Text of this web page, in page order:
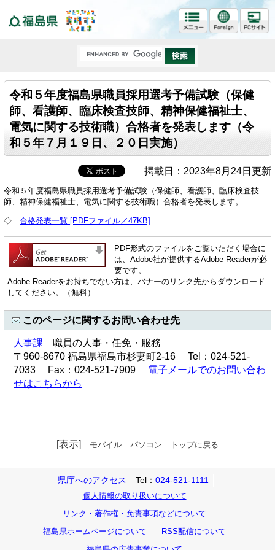
令和５年度福島県職員採用選考予備試験（保健
師、看護師、臨床検査技師、精神保健福祉士、
電気に関する技術職）合格者を発表します（令
和５年７月１９日、２０日実施）
掲載日：2023年8月24日更新
令和５年度福島県職員採用選考予備試験（保健師、看護師、臨床検査技
師、精神保健福祉士、電気に関する技術職）合格者を発表します。
◇ 合格発表一覧 [PDFファイル／47KB]
PDF形式のファイルをご覧いただく場合に
は、Adobe社が提供するAdobe Readerが必
要です。
Adobe Readerをお持ちでない方は、バナーのリンク先からダウンロード
してください。（無料）
このページに関するお問い合わせ先
人事課 職員の人事・任免・服務
〒960-8670 福島県福島市杉妻町2-16 Tel：024-521-
7033 Fax：024-521-7909 電子メールでのお問い合わ
せはこちらから
[表示] モバイル パソコン トップに戻る
県庁へのアクセス Tel： 024-521-1111
個人情報の取り扱いについて
リンク・著作権・免責事項などについて
福島県ホームページについて
RSS配信について